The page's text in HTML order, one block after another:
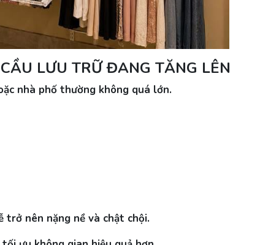
LƯU TRỮ ĐANG TĂNG LÊN
nhà phố thường không quá lớn.
trở nên nặng nề và chật chội.